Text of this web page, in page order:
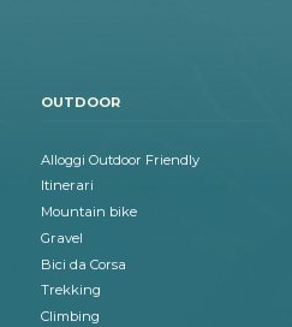
OUTDOOR
Alloggi Outdoor Friendly
Itinerari
Mountain bike
Gravel
Bici da Corsa
Trekking
Climbing